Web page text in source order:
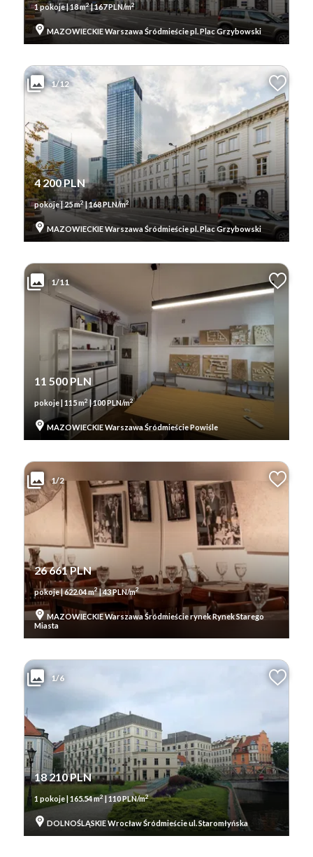
1 pokoje | 18 m2| 167 PLN/m2
MAZOWIECKIE Warszawa Śródmieście pl. Plac Grzybowski
1/12
4 200 PLN
pokoje | 25 m2| 168 PLN/m2
MAZOWIECKIE Warszawa Śródmieście pl. Plac Grzybowski
1/11
11 500 PLN
pokoje | 115 m2 | 100 PLN/m2
MAZOWIECKIE Warszawa Śródmieście Powiśle
1/2
26 661 PLN
pokoje | 622.04 m2| 43 PLN/m2
MAZOWIECKIE Warszawa Śródmieście rynek Rynek Starego
Miasta
1/6
18 210 PLN
1 pokoje | 165.54 m2 | 110 PLN/m2
DOLNOŚLĄSKIE Wrocław Śródmieście ul. Staromłyńska